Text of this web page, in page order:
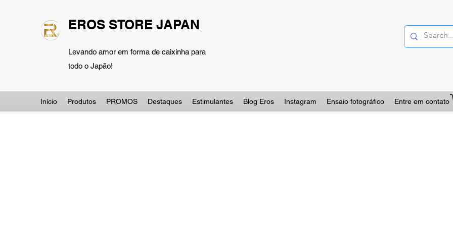
EROS STORE JAPAN
Levando amor em forma de caixinha para
todo o Japão!
Início Produtos PROMOS Destaques Estimulantes Blog Eros Instagram Ensaio fotográfico Entre em contato